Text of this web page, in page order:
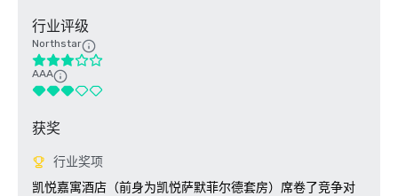
行业评级
Northstar
AAA
获奖
行业奖项
凯悦嘉寓酒店（前身为凯悦萨默菲尔德套房）席卷了竞争对